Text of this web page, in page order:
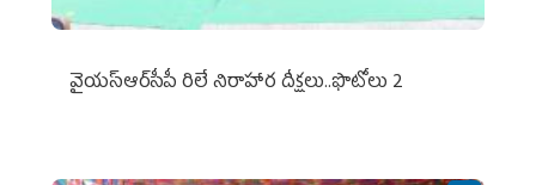
వైయ‌స్ఆర్‌సీపీ రిలే నిరాహార దీక్షలు..ఫొటోలు 2